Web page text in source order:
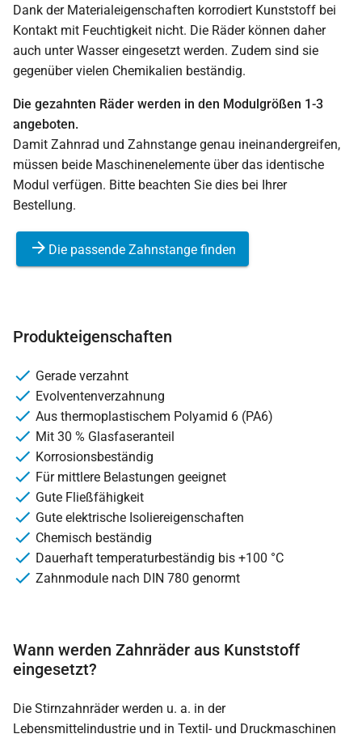
Dank der Materialeigenschaften korrodiert Kunststoff bei
Kontakt mit Feuchtigkeit nicht. Die Räder können daher
auch unter Wasser eingesetzt werden. Zudem sind sie
gegenüber vielen Chemikalien beständig.
Die gezahnten Räder werden in den Modulgrößen 1-3
angeboten.
Damit Zahnrad und Zahnstange genau ineinandergreifen,
müssen beide Maschinenelemente über das identische
Modul verfügen. Bitte beachten Sie dies bei Ihrer
Bestellung.
Die passende Zahnstange finden
Produkteigenschaften
Gerade verzahnt
Evolventenverzahnung
Aus thermoplastischem Polyamid 6 (PA6)
Mit 30 % Glasfaseranteil
Korrosionsbeständig
Für mittlere Belastungen geeignet
Gute Fließfähigkeit
Gute elektrische Isoliereigenschaften
Chemisch beständig
Dauerhaft temperaturbeständig bis +100 °C
Zahnmodule nach DIN 780 genormt
Wann werden Zahnräder aus Kunststoff
eingesetzt?
Die Stirnzahnräder werden u. a. in der
Lebensmittelindustrie und in Textil- und Druckmaschinen